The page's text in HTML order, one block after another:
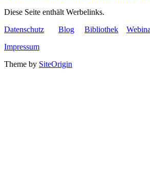
Diese Seite enthält Werbelinks.
Datenschutz
Blog Bibliothek
Impressum
Theme by SiteOrigin